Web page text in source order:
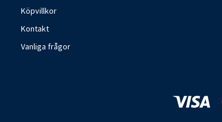
Köpvillkor
Kontakt
Vanliga frågor